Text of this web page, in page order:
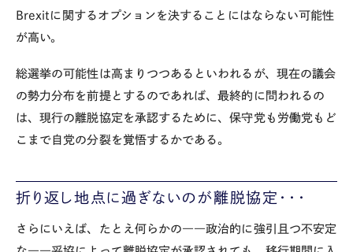
Brexitに関するオプションを決することにはならない可能性
が高い。
総選挙の可能性は高まりつつあるといわれるが、現在の議会
の勢力分布を前提とするのであれば、最終的に問われるの
は、現行の離脱協定を承認するために、保守党も労働党もど
こまで自党の分裂を覚悟するかである。
折り返し地点に過ぎないのが離脱協定・・・
さらにいえば、たとえ何らかの――政治的に強引且つ不安定